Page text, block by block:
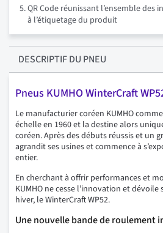
QR Code réunissant l’ensemble des
à l’étiquetage du produit
DESCRIPTIFDU PNEU
Pneus KUMHO WinterCraft
Le manufacturier coréen KUMHO
échelle en 1960 et la destine alors
coréen. Après des débuts réussis et un
agrandit ses usines et commence à
entier.
En cherchant à offrir performances et
KUMHO ne cesse l’innovation et
hiver, le WinterCraft WP52.
Une nouvelle bande de roulement